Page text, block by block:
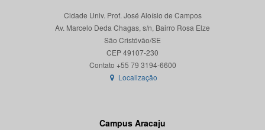
Cidade Univ. Prof. José Aloísio de Campos
Av. Marcelo Deda Chagas, s/n, Bairro Rosa Elze
São Cristóvão/SE
CEP 49107-230
Localização
Campus Aracaju